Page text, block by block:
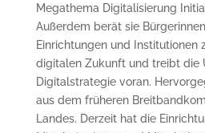
Megathema Digitalisierung
Außerdem berät sie
Einrichtungen und Institutionen
digitalen Zukunft und treibt die
Digitalstrategie voran.
aus dem früheren
Landes. Derzeit hat die